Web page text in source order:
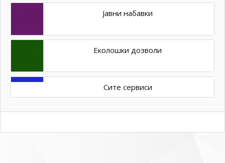
Јавни набавки
Еколошки дозволи
Сите сервиси